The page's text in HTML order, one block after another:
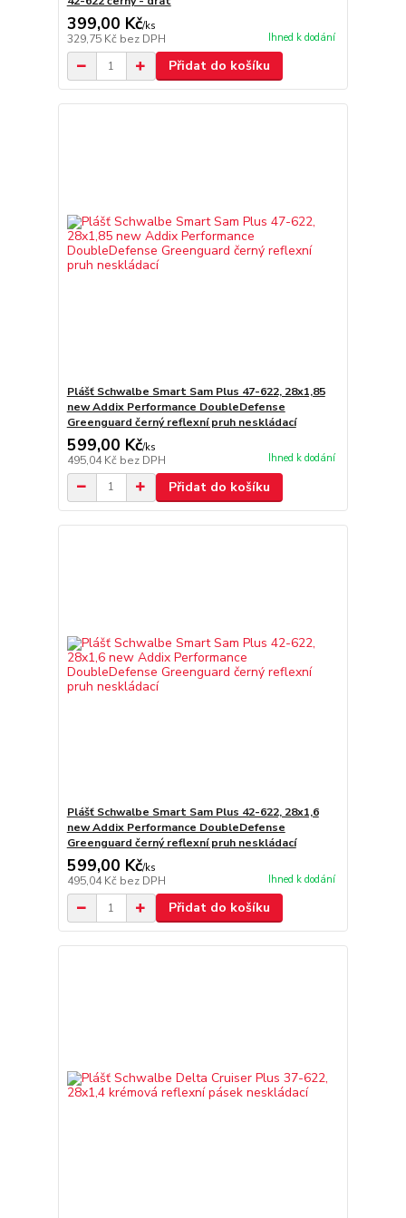
399,00 Kč/ks
329,75 Kč bez DPH Ihned k dodání
Přidat do košíku
Plášť Schwalbe Smart Sam Plus 47-622, 28x1,85
new Addix Performance DoubleDefense
Greenguard černý reflexní pruh neskládací
599,00 Kč/ks
495,04 Kč bez DPH Ihned k dodání
Přidat do košíku
Plášť Schwalbe Smart Sam Plus 42-622, 28x1,6
new Addix Performance DoubleDefense
Greenguard černý reflexní pruh neskládací
599,00 Kč/ks
495,04 Kč bez DPH Ihned k dodání
Přidat do košíku